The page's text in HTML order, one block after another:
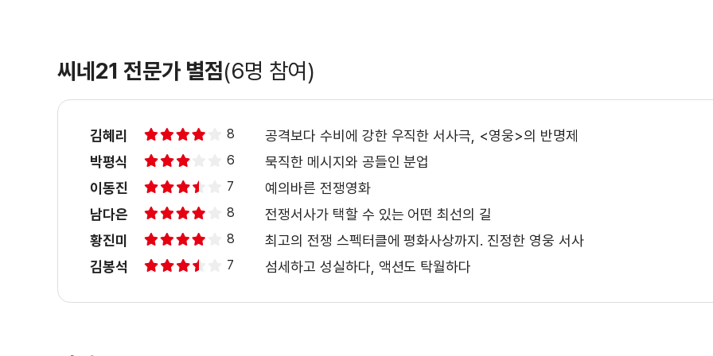
씨네21 전문가 별점(6명 참여)
김혜리 8
공격보다 수비에 강한 우직한 서사극, <영웅>의 반명제
박평식
6
묵직한 메시지와 공들인 분업
이동진
7
예의바른 전쟁영화
남다은
8
전쟁서사가 택할 수 있는 어떤 최선의 길
황진미
8
최고의 전쟁 스펙터클에 평화사상까지. 진정한 영웅 서사
김봉석
7 섬세하고 성실하다, 액션도 탁월하다